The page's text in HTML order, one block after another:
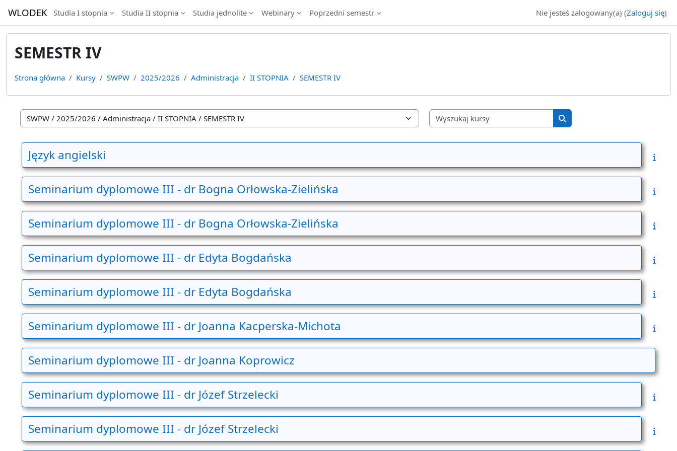
WLODEK Studia I stopnia Studia II stopnia Studia jednolite Webinary Poprzedni semestr Nie jesteś zalogowany(a) (Zaloguj się)
SEMESTR IV
Strona główna Kursy SWPW 2025/2026 Administracja II STOPNIA SEMESTR IV
Kategorie kursów
Wyszukaj kursy
Wyszukaj kursy
Język angielski
Seminarium dyplomowe III - dr Bogna Orłowska-Zielińska
Seminarium dyplomowe III - dr Bogna Orłowska-Zielińska
Seminarium dyplomowe III - dr Edyta Bogdańska
Seminarium dyplomowe III - dr Edyta Bogdańska
Seminarium dyplomowe III - dr Joanna Kacperska-Michota
Seminarium dyplomowe III - dr Joanna Koprowicz
Seminarium dyplomowe III - dr Józef Strzelecki
Seminarium dyplomowe III - dr Józef Strzelecki